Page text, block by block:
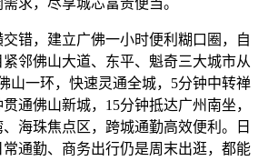
，建立广佛一小时便利糊口圈，自
邻佛山大道、东平、魁奇三大城市从
山一环，快速灵通全城，5分钟中转禅
通佛山新城，15分钟抵达广州南坐，
海珠焦点区，跨城通勤高效便利。日
通勤、商务出行仍是周末出逛，都能